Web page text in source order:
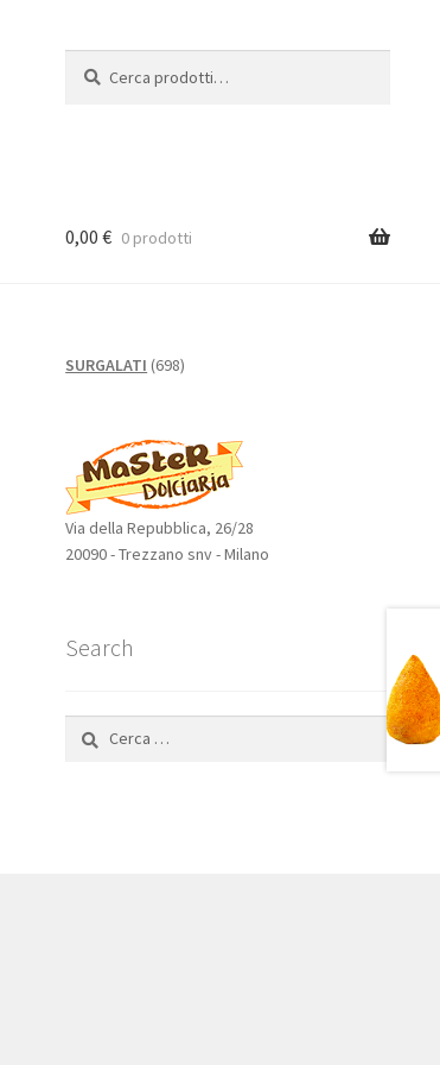
0,00€ 0 prodotti
SURGALATI 698698
Via della Repubblica, 26/28
20090 - Trezzano snv - Milano
Search
per: